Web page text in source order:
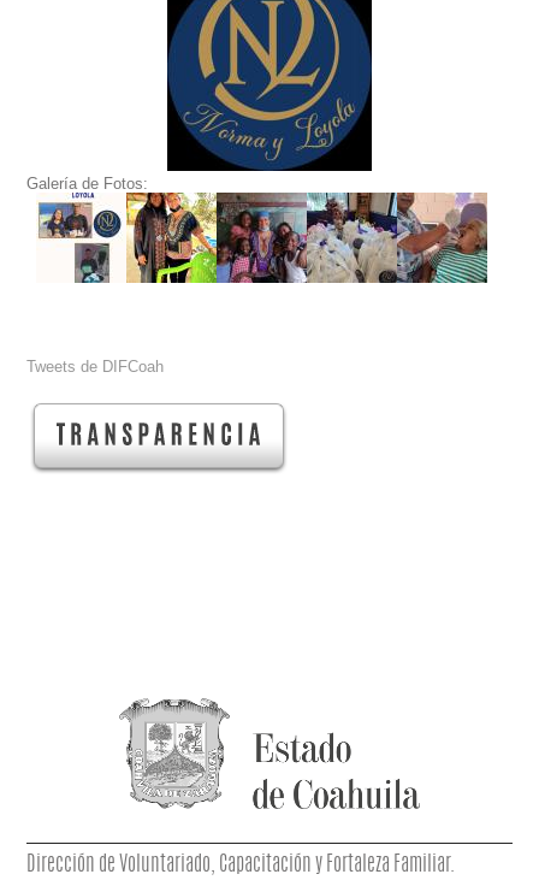
Galería de Fotos:
Tweets de DIFCoah
Dirección de Voluntariado, Capacitación y Fortaleza Familiar.